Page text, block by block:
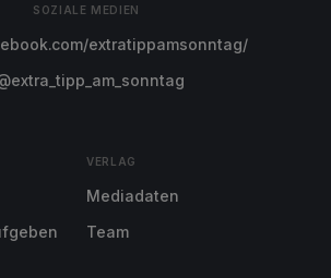
SOZIALE MEDIEN
extratippamsonntag/
VERLAG
Mediadaten
Team